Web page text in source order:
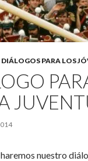
DIÁLOGOS PARA LOS
nuestro